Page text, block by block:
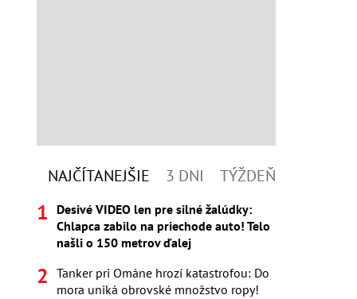
NAJČÍTANEJŠIE 3 DNI TÝŽDEŇ
Desivé VIDEO len pre silné žalúdky:
Chlapca zabilo na priechode auto! Telo
našli o 150 metrov ďalej
Tanker pri Ománe hrozí katastrofou: Do
mora uniká obrovské množstvo ropy!